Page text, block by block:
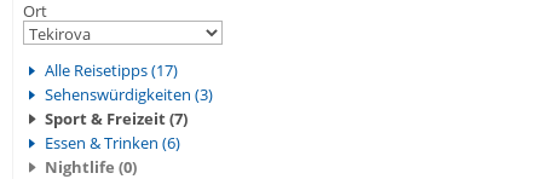
Ort
Alle Reisetipps (17)
Sehenswürdigkeiten (3)
Sport & Freizeit (7)
Essen & Trinken (6)
Nightlife (0)